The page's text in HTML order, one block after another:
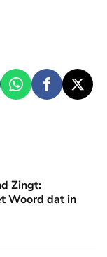
jouw
deel 2' en
Zingt:
Woord dat in